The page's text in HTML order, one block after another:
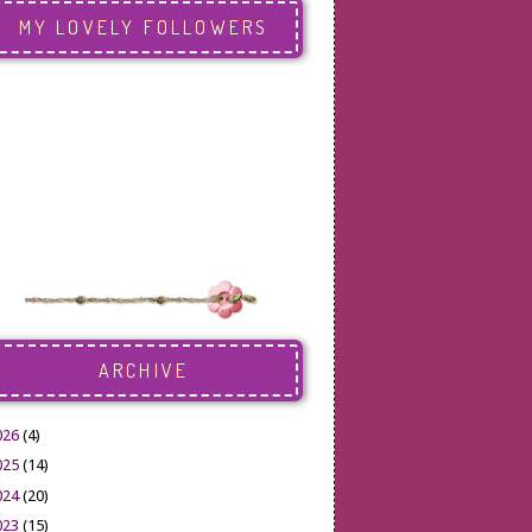
MY LOVELY FOLLOWERS
ARCHIVE
(4)
(14)
(20)
(15)